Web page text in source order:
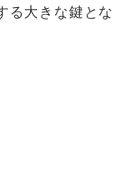
る大きな鍵とな